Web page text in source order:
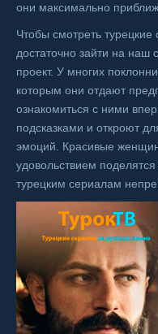
они максимально
Чтобы смотреть турецкие
достаточно зайти на наш
проект. У многих
которым они отдают
ознакомиться с ними
подсказками и откроют
эмоций. Красивые
удовольствием
турецким сериалам